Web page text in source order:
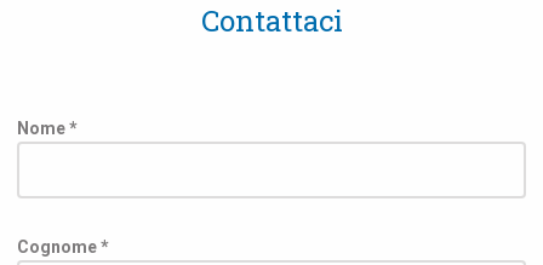
Contattaci
Nome *
Cognome *